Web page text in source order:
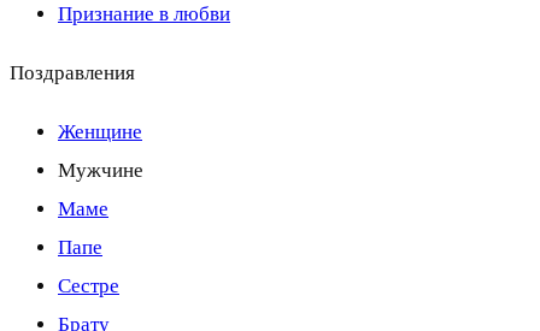
Признание в любви
Поздравления
Женщине
Мужчине
Маме
Папе
Сестре
Брату